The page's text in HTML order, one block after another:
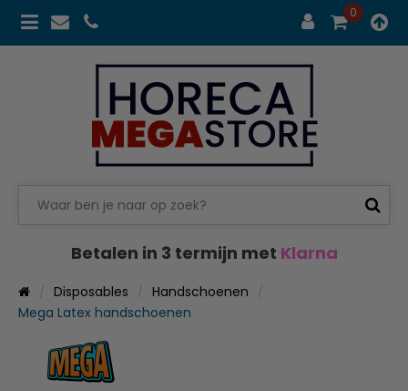
0
Betalen in 3 termijn met Klarna
Disposables
Handschoenen
Mega Latex handschoenen